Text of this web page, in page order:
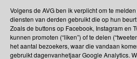
Volgens de AVG ben ik verplicht om te
diensten van derden gebruikt die op hun
Zoals de buttons op Facebook, Instagram en
kunnen promoten (“liken”) of te delen
het aantal bezoekers, waar die vandaan
gebruikt dagenvanhetjaar Google Analytics.
beslag eintlik gekry het met die
vir Regte Afrikaners (GRA) op 14
daarom word 14 Augustus elke jaar
herdenk. Voor diegene die het